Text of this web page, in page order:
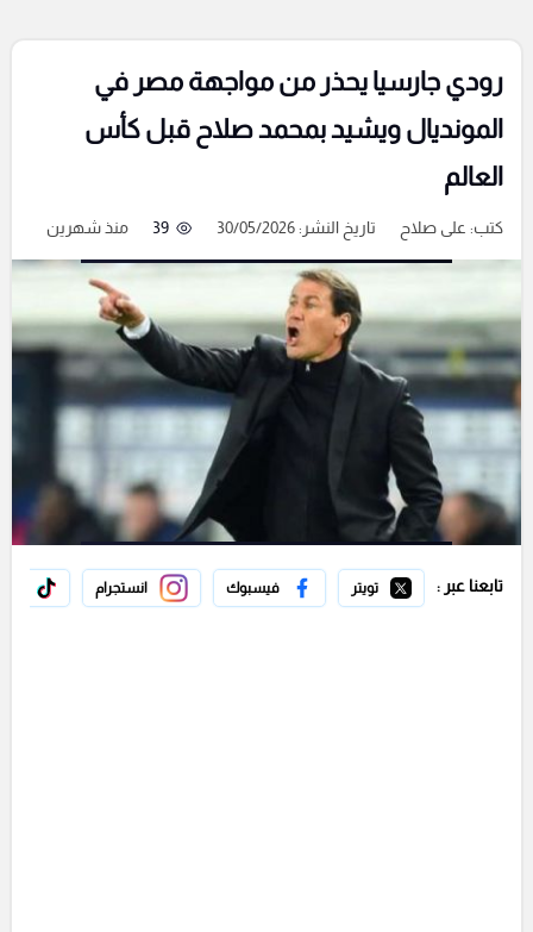
رودي جارسيا يحذر من مواجهة مصر في
المونديال ويشيد بمحمد صلاح قبل كأس
العالم
كتب: على صلاح تاريخ النشر: 30/05/2026 39 منذ شهرين
تابعنا عبر : تويتر فيسبوك انستجرام